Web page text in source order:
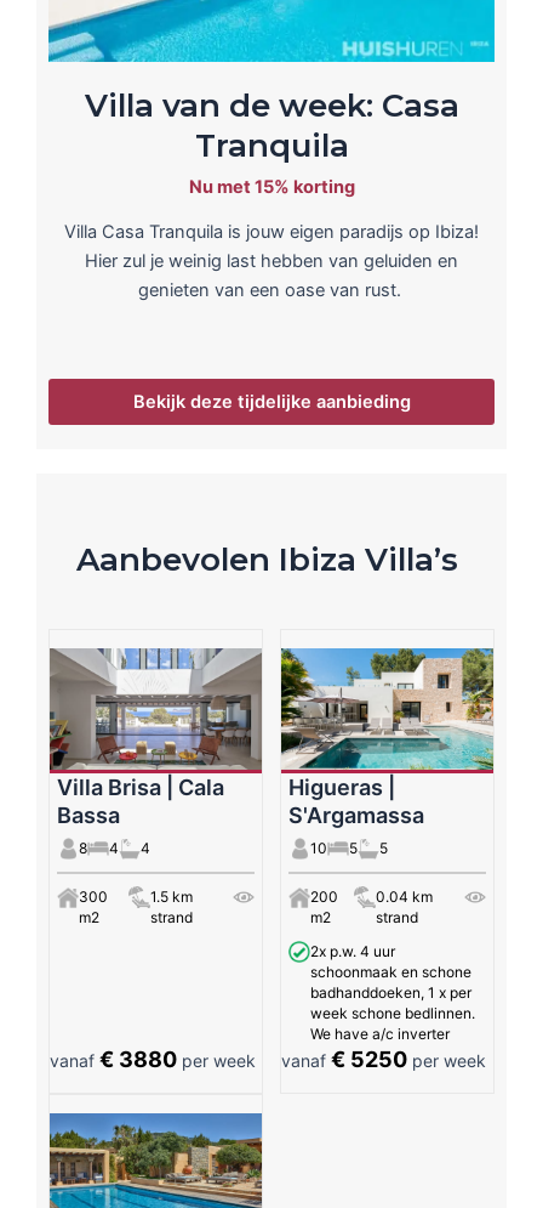
Villa van de week: Casa
Tranquila
Nu met 15% korting
Villa Casa Tranquila is jouw eigen paradijs op Ibiza!
Hier zul je weinig last hebben van geluiden en
genieten van een oase van rust.
Bekijk deze tijdelijke aanbieding
Aanbevolen Ibiza Villa’s
Villa Brisa | Cala
Bassa
8 4 4
300
m2
1.5 km
strand
vanaf € 3880 per week
Higueras |
S'Argamassa
10 5 5
200
m2
0.04 km
strand
2x p.w. 4 uur
schoonmaak en schone
badhanddoeken, 1 x per
week schone bedlinnen.
We have a/c inverter
vanaf€ 5250 per week